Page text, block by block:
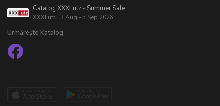
Catalog XXXLutz - Summer Sale
XXXLutz · 3 Aug - 5 Sep 2026
Urmărește Katalog